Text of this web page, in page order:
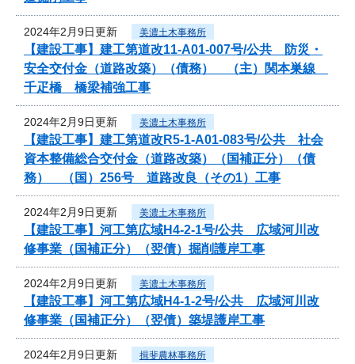
2024年2月9日更新 美濃土木事務所
【建設工事】建工第道改11-A01-007号/公共 防災・
安全交付金（道路改築）（債務） （主）関本巣線
千疋橋 橋梁補強工事
2024年2月9日更新 美濃土木事務所
【建設工事】建工第道改R5-1-A01-083号/公共 社会
資本整備総合交付金（道路改築）（国補正分）（債
務） （国）256号 道路改良（その1）工事
2024年2月9日更新 美濃土木事務所
【建設工事】河工第広域H4-2-1号/公共 広域河川改
修事業（国補正分）（翌債）掘削護岸工事
2024年2月9日更新 美濃土木事務所
【建設工事】河工第広域H4-1-2号/公共 広域河川改
修事業（国補正分）（翌債）築堤護岸工事
2024年2月9日更新 揖斐農林事務所